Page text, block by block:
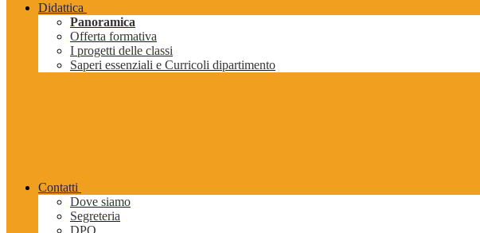
Didattica
Panoramica
Offerta formativa
I progetti delle classi
Saperi essenziali e Curricoli dipartimento
Contatti
Dove siamo
Segreteria